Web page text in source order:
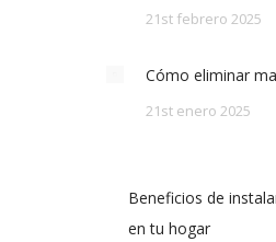
21st febrero 2025
Cómo eliminar
21st enero 2025
Beneficios de
en tu hogar